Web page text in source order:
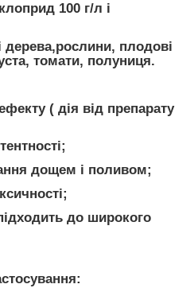
100 г/л і
дерева,рослини, плодові
томати, полуниця.
( дія від препарату
дощем і поливом;
до широкого